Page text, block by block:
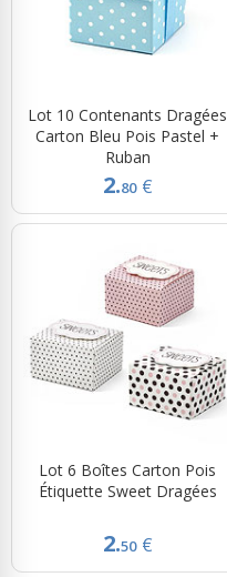
Lot 10 Contenants Dragées
Carton Bleu Pois Pastel +
Ruban
2.80 €
Lot 6 Boîtes Carton Pois
Étiquette Sweet Dragées
2.50 €